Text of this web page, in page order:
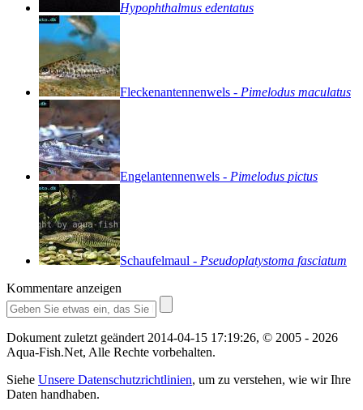
Hypophthalmus edentatus
Fleckenantennenwels - Pimelodus maculatus
Engelantennenwels - Pimelodus pictus
Schaufelmaul - Pseudoplatystoma fasciatum
Kommentare anzeigen
Dokument zuletzt geändert 2014-04-15 17:19:26, © 2005 - 2026
Aqua-Fish.Net, Alle Rechte vorbehalten.
Siehe Unsere Datenschutzrichtlinien, um zu verstehen, wie wir Ihre
Daten handhaben.